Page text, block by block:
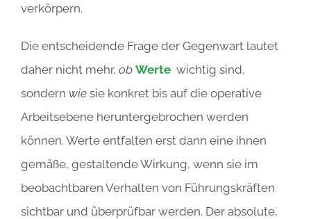
verkörpern.
Die entscheidende Frage der Gegenwart lautet
daher nicht mehr, ob Werte wichtig sind,
sondern wiesie konkret bis auf die operative
Arbeitsebene heruntergebrochen werden
können. Werte entfalten erst dann eine ihnen
gemäße, gestaltende Wirkung, wenn sie im
beobachtbaren Verhalten von Führungskräften
sichtbar und überprüfbar werden. Der absolute,